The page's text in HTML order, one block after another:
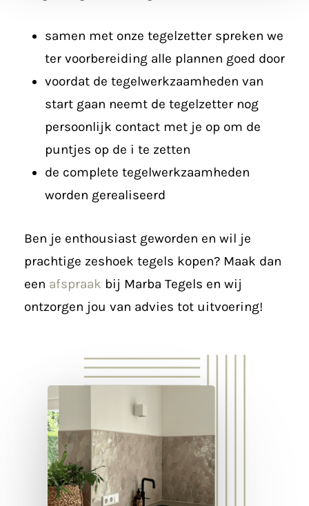
samen met onze tegelzetter spreken we
ter voorbereiding alle plannen goed door
voordat de tegelwerkzaamheden van
start gaan neemt de tegelzetter nog
persoonlijk contact met je op om de
puntjes op de i te zetten
de complete tegelwerkzaamheden
worden gerealiseerd
Ben je enthousiast geworden en wil je
prachtige zeshoek tegels kopen? Maak dan
een afspraak bij Marba Tegels en wij
ontzorgen jou van advies tot uitvoering!